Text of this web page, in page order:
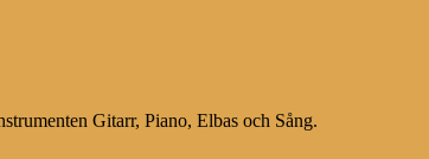
Gitarr, Piano, Elbas och Sång.